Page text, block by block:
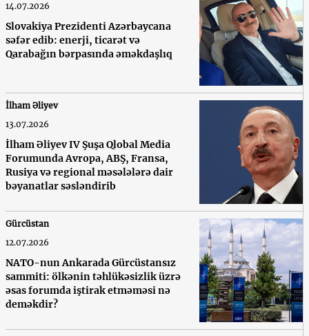
14.07.2026
Slovakiya Prezidenti Azərbaycana
səfər edib: enerji, ticarət və
Qarabağın bərpasında əməkdaşlıq
İlham Əliyev
13.07.2026
İlham Əliyev IV Şuşa Qlobal Media
Forumunda Avropa, ABŞ, Fransa,
Rusiya və regional məsələlərə dair
bəyanatlar səsləndirib
Gürcüstan
12.07.2026
NATO-nun Ankarada Gürcüstansız
sammiti: ölkənin təhlükəsizlik üzrə
əsas forumda iştirak etməməsi nə
deməkdir?